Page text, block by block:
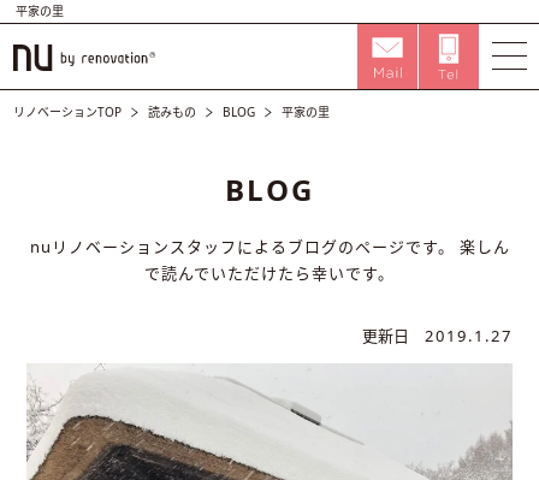
平家の里
リノベーションTOP 読みもの BLOG 平家の里
BLOG
nuリノベーションスタッフによるブログのページです。
楽しん
で読んでいただけたら幸いです。
更新日 2019.1.27